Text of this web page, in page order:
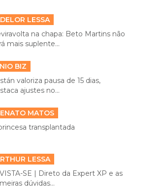
LESSA
na chapa: Beto Martins não
mais suplente...
BIZ
valoriza pausa de 15 dias,
ajustes no...
MATOS
transplantada
LESSA
SE | Direto da Expert XP e as
dúvidas...